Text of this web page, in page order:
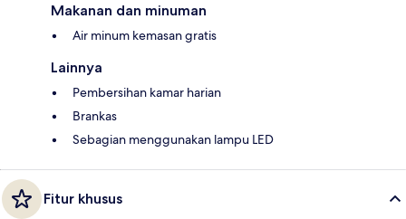
Makanan dan minuman
Air minum kemasan gratis
Lainnya
Pembersihan kamar harian
Brankas
Sebagian menggunakan lampu LED
Fitur khusus